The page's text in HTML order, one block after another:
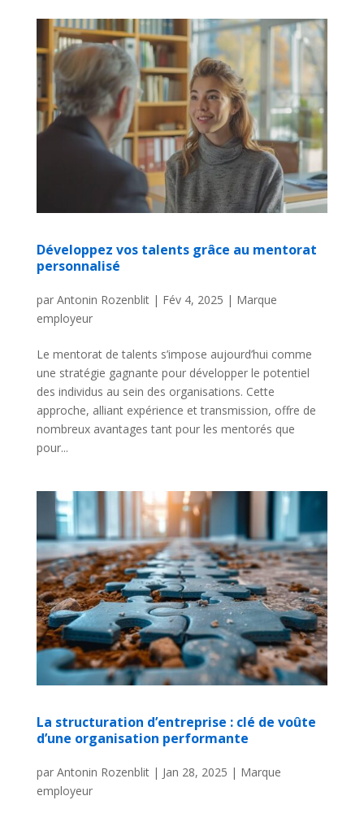
Développez vos talents grâce au mentorat
personnalisé
par Antonin Rozenblit| Fév 4, 2025 | Marque
employeur
Le mentorat de talents s’impose aujourd’hui comme
une stratégie gagnante pour développer le potentiel
des individus au sein des organisations. Cette
approche, alliant expérience et transmission, offre de
nombreux avantages tant pour les mentorés que
pour...
La structuration d’entreprise : clé de voûte
d’une organisation performante
par Antonin Rozenblit| Jan 28, 2025 | Marque
employeur